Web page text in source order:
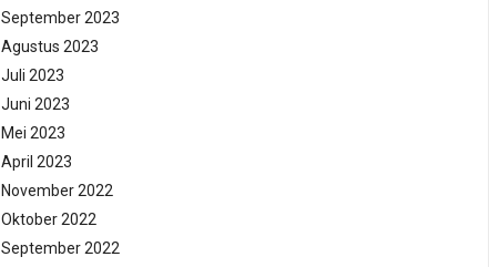
September 2023
Agustus 2023
Juli 2023
Juni 2023
Mei 2023
April 2023
November 2022
Oktober 2022
September 2022